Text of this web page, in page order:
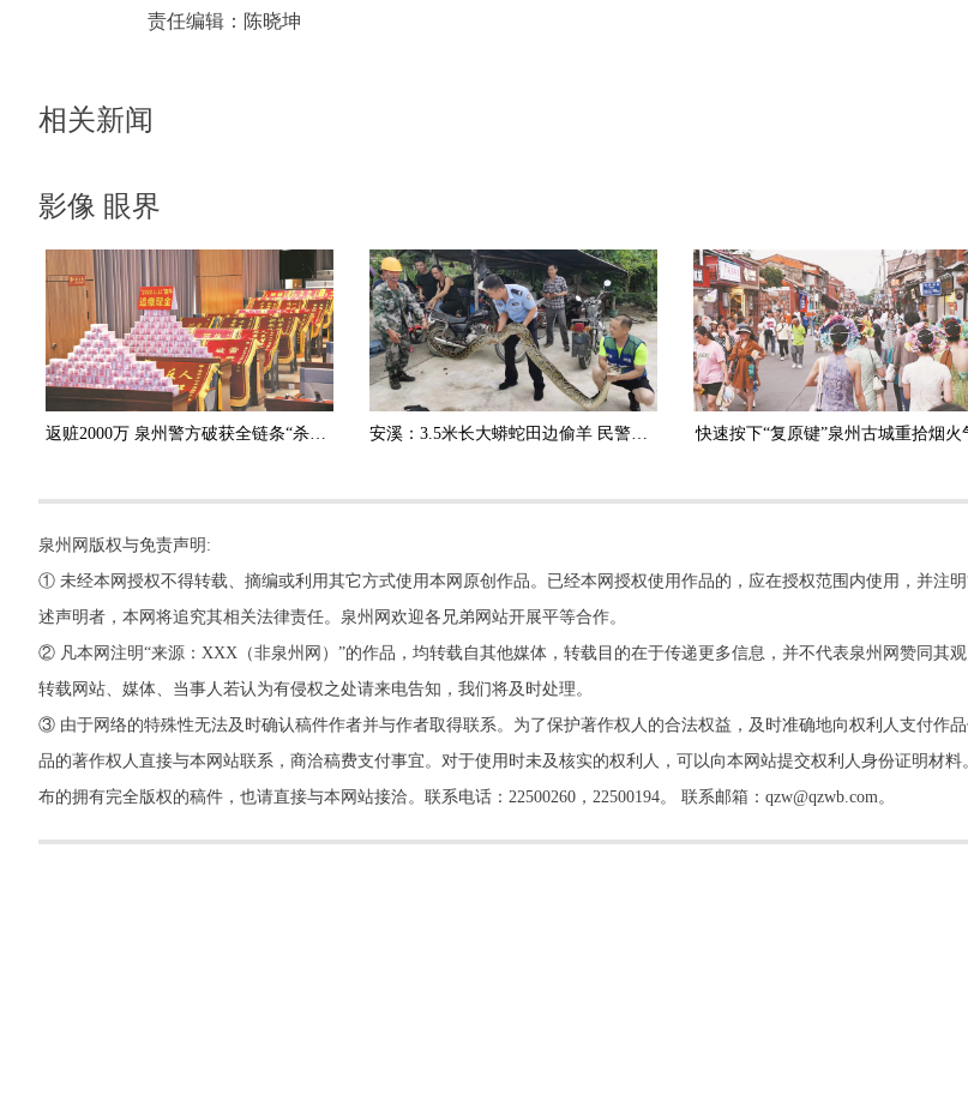
责任编辑： 陈晓坤
相关新闻
影像 眼界
快速按下“复原键”泉州古城重拾烟火
泉州网版权与免责声明:
① 未经本网授权不得转载、摘编或利用其它方式使用本网原创作品。已经本网授权使用作品的，应在授权范围内使用，并注明
述声明者，本网将追究其相关法律责任。泉州网欢迎各兄弟网站开展平等合作。
② 凡本网注明“来源：XXX（非泉州网）”的作品，均转载自其他媒体，转载目的在于传递更多信息，并不代表泉州网赞同其
转载网站、媒体、当事人若认为有侵权之处请来电告知，我们将及时处理。
③ 由于网络的特殊性无法及时确认稿件作者并与作者取得联系。为了保护著作权人的合法权益，及时准确地向权利人支付作
品的著作权人直接与本网站联系，商洽稿费支付事宜。对于使用时未及核实的权利人，可以向本网站提交权利人身份证明材
布的拥有完全版权的稿件，也请直接与本网站接洽。联系电话：22500260，22500194。 联系邮箱：qzw@qzwb.com。